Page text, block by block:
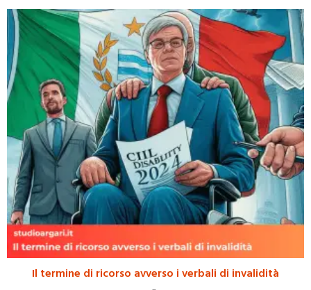
Il termine di ricorso avverso i verbali di invalidità